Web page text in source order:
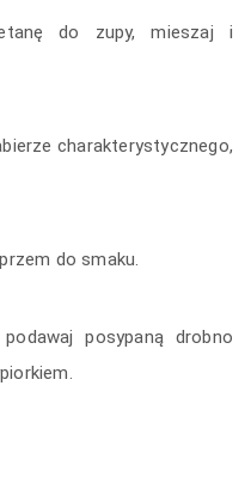
do zupy, mieszaj i
charakterystycznego,
do smaku.
posypaną drobno